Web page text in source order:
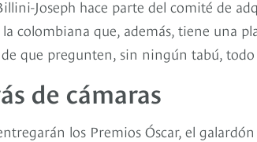
Joseph hace parte del comité de
colombiana que, además, tiene una
que pregunten, sin ningún tabú, todo
de cámaras
los Premios Óscar, el